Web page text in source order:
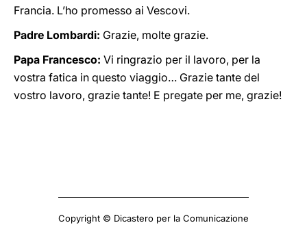
Francia. L’ho promesso ai Vescovi.
Padre Lombardi: Grazie, molte grazie.
Papa Francesco: Vi ringrazio per il lavoro, per la
vostra fatica in questo viaggio… Grazie tante del
vostro lavoro, grazie tante! E pregate per me, grazie!
Copyright © Dicastero per la Comunicazione